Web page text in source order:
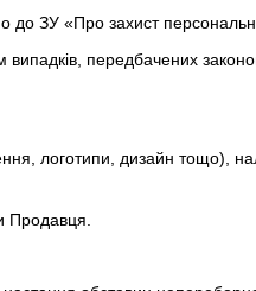
до ЗУ «Про захист
випадків, передбачених
логотипи, дизайн
Продавця.